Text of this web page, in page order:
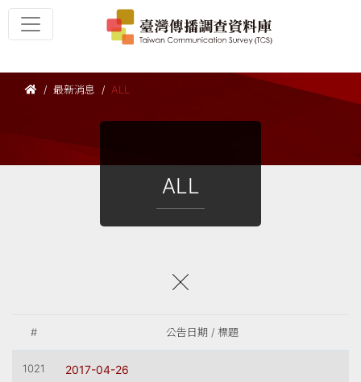
最新消息 ALL
ALL
# 公告日期 / 標題
1021 2017-04-26